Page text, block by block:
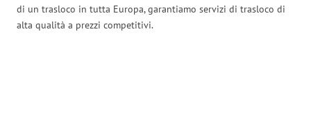
di un trasloco in tutta Europa, garantiamo servizi di trasloco di
alta qualità a prezzi competitivi.